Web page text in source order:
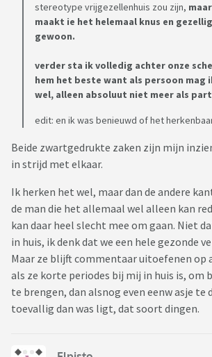
stereotype vrijgezellenhuis zou zijn,
maakt ie het helemaal knus en
gewoon.
verder sta ik volledig achter onze
hem het beste want als persoon mag
wel, alleen absoluut niet meer als
edit: en ik was benieuwd of het
Beide zwartgedrukte zaken zijn mijn
in strijd met elkaar.
Ik herken het wel, maar dan de andere
de man die het allemaal wel alleen kan
kan daar heel slecht mee om gaan. Niet
in huis, ik denk dat we een hele gezonde
Maar ze blijft commentaar uitoefenen op
als ze korte periodes bij mij in huis is, om
te brengen, dan alsnog even eenw asje te
toevallig dan was ligt, dat soort dingen.